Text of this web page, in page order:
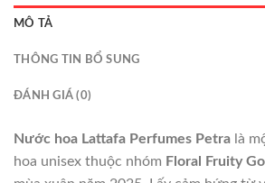
MÔ TẢ
THÔNG TIN BỔ SUNG
ĐÁNH GIÁ (0)
Nước hoa Lattafa Perfumes Petra là
hoa unisex thuộc nhóm Floral Fruity